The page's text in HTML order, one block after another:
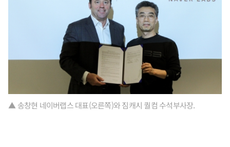
▲ 송창현 네이버랩스 대표(오른쪽)와 짐캐시 퀄컴 수석부사장.